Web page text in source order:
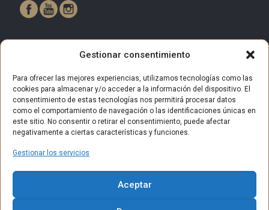
Gestionar consentimiento
Para ofrecer las mejores experiencias, utilizamos tecnologías como las
cookies para almacenar y/o acceder a la información del dispositivo. El
consentimiento de estas tecnologías nos permitirá procesar datos
como el comportamiento de navegación o las identificaciones únicas en
este sitio. No consentir o retirar el consentimiento, puede afectar
negativamente a ciertas características y funciones.
Gestionar los servicios
Aceptar
© 2025 Centro Comercial Bulevar Getafe. Todos los derechos
reservados.